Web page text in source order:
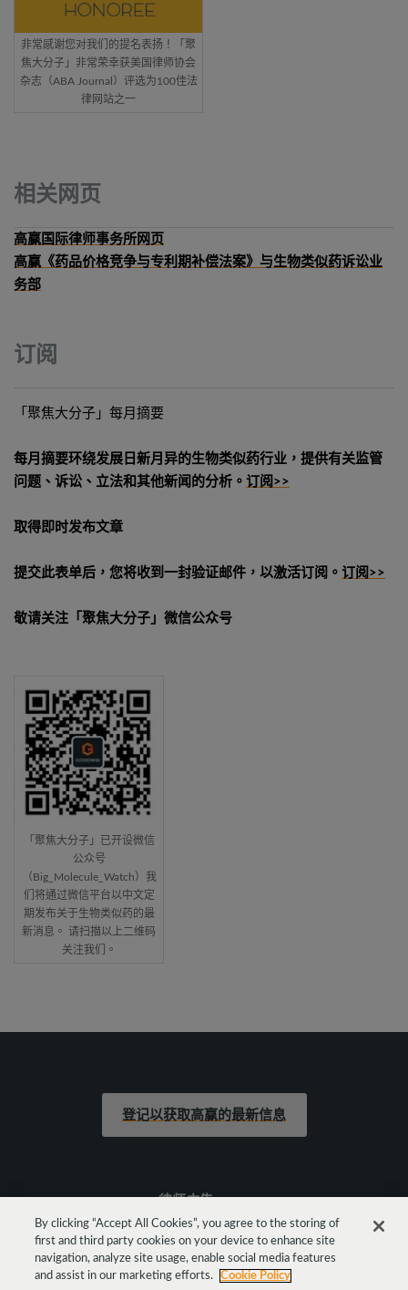
非常感谢您对我们的提名表扬！「聚
焦大分子」非常荣幸获美国律师协会
杂志（ABA Journal）评选为100佳法
律网站之一
相关网页
高赢国际律师事务所网页
高赢《药品价格竞争与专利期补偿法案》与生物类似药诉讼业
务部
订阅
「聚焦大分子」每月摘要
每月摘要环绕发展日新月异的生物类似药行业，提供有关监管
问题、诉讼、立法和其他新闻的分析。 订阅>>
取得即时发布文章
提交此表单后，您将收到一封验证邮件，以激活订阅。 订阅>>
敬请关注「聚焦大分子」微信公众号
「聚焦大分子」已开设微信
公众号
（Big_Molecule_Watch）我
们将通过微信平台以中文定
期发布关于生物类似药的最
新消息。 请扫描以上二维码
关注我们。
登记以获取高赢的最新信息
律师广告
法律声明
By clicking “Accept All Cookies”, you agree to the storing of
first and third party cookies on your device to enhance site
navigation, analyze site usage, enable social media features
and assist in our marketing efforts.
Cookie Policy